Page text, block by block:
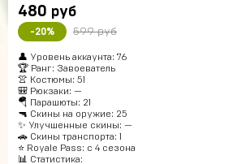
480 руб
-20% 599 руб
👤 Уровень аккаунта: 76
🏆 Ранг: Завоеватель
👚 Костюмы: 51
🎒 Рюкзаки: —
🪂 Парашюты: 21
🔫 Скины на оружие: 25
✨ Улучшенные скины: —
🚗 Скины транспорта: 1
⭐ Royale Pass: с 4 сезона
📊 Статистика: